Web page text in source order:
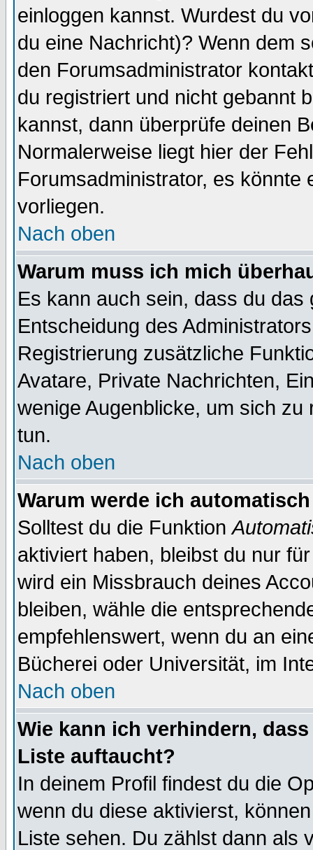
einloggen kannst. Wurdest du
du eine Nachricht)? Wenn dem
den Forumsadministrator
du registriert und nicht gebannt
kannst, dann überprüfe deinen
Normalerweise liegt hier der
Forumsadministrator, es könnte
vorliegen.
Nach oben
Warum muss ich mich
Es kann auch sein, dass du
Entscheidung des
Registrierung zusätzliche
Avatare, Private Nachrichten,
wenige Augenblicke, um sich
tun.
Nach oben
Warum werde ich
Solltest du die Funktion
aktiviert haben, bleibst du nur
wird ein Missbrauch deines
bleiben, wähle die
empfehlenswert, wenn du an
Bücherei oder Universität, im
Nach oben
Wie kann ich verhindern,
Liste auftaucht?
In deinem Profil findest du die
wenn du diese aktivierst,
Liste sehen. Du zählst dann als